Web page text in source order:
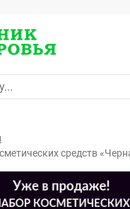
средств